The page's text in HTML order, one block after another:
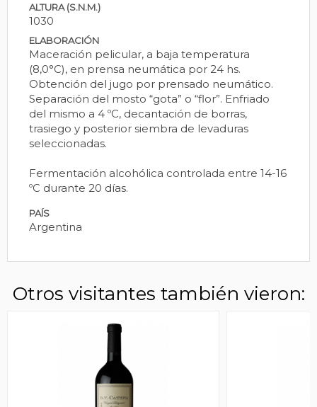
ALTURA (S.N.M.)
1030
ELABORACIÓN
Maceración pelicular, a baja temperatura
(8,0°C), en prensa neumática por 24 hs.
Obtención del jugo por prensado neumático.
Separación del mosto “gota” o “flor”. Enfriado
del mismo a 4 ºC, decantación de borras,
trasiego y posterior siembra de levaduras
seleccionadas.
Fermentación alcohólica controlada entre 14-16
ºC durante 20 días.
PAÍS
Argentina
Otros visitantes también vieron: